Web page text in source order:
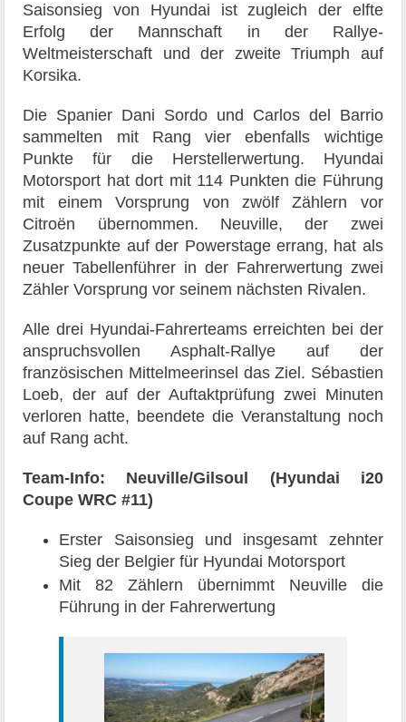
Saisonsieg von Hyundai ist zugleich der elfte
Erfolg der Mannschaft in der Rallye-
Weltmeisterschaft und der zweite Triumph auf
Korsika.
Die Spanier Dani Sordo und Carlos del Barrio
sammelten mit Rang vier ebenfalls wichtige
Punkte für die Herstellerwertung. Hyundai
Motorsport hat dort mit 114 Punkten die Führung
mit einem Vorsprung von zwölf Zählern vor
Citroën übernommen. Neuville, der zwei
Zusatzpunkte auf der Powerstage errang, hat als
neuer Tabellenführer in der Fahrerwertung zwei
Zähler Vorsprung vor seinem nächsten Rivalen.
Alle drei Hyundai-Fahrerteams erreichten bei der
anspruchsvollen Asphalt-Rallye auf der
französischen Mittelmeerinsel das Ziel. Sébastien
Loeb, der auf der Auftaktprüfung zwei Minuten
verloren hatte, beendete die Veranstaltung noch
auf Rang acht.
Team-Info: Neuville/Gilsoul (Hyundai i20
Coupe WRC #11)
Erster Saisonsieg und insgesamt zehnter
Sieg der Belgier für Hyundai Motorsport
Mit 82 Zählern übernimmt Neuville die
Führung in der Fahrerwertung